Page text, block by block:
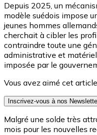
Depuis 2025, un
modèle suédois impose
jeunes hommes
cherchait à cibler les
contraindre toute une
administrative et
imposée par le
Vous avez aimé cet
Inscrivez-vous à nos
Malgré une solde très
mois pour les nouvelles